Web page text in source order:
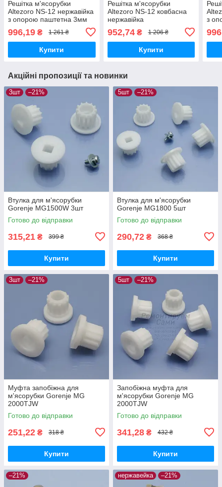
Решітка м'ясорубки
Altezoro NS-12 нержавійка
з опорою паштетна 3мм
996,19 ₴ 1 261 ₴
Купити
Решітка м'ясорубки
Altezoro NS-12 ковбасна
нержавійка
952,74₴ 1 206 ₴
Купити
з
Акційні пропозиції та новинки
3шт –21%
Втулка для м'ясорубки
Gorenje MG1500W 3шт
Готово до відправки
315,21 ₴ 399 ₴
Купити
5шт –21%
Втулка для м'ясорубки
Gorenje MG1800 5шт
Готово до відправки
290,72 ₴ 368 ₴
Купити
3шт –21%
Муфта запобіжна для
м'ясорубки Gorenje MG
2000TJW
Готово до відправки
251,22 ₴ 318 ₴
Купити
5шт –21%
Запобіжна муфта для
м'ясорубки Gorenje MG
2000TJW
Готово до відправки
341,28 ₴ 432 ₴
Купити
–21% нержавейка –21%